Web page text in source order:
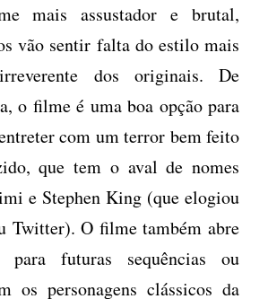
mais assustador e brutal,
vão sentir falta do estilo mais
dos originais. De
o filme é uma boa opção para
com um terror bem feito
que tem o aval de nomes
e Stephen King (que elogiou
Twitter). O filme também abre
para futuras sequências ou
os personagens clássicos da